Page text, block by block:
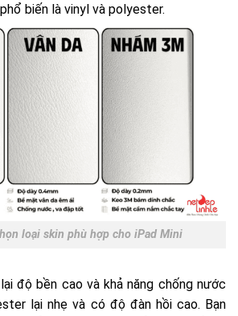
biến là vinyl và polyester.
loại skin phù hợp cho iPad Mini
độ bền cao và khả năng chống nước
lại nhẹ và có độ đàn hồi cao. Bạn